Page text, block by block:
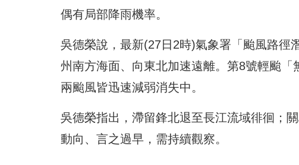
偶有局部降雨機率。
吳德榮說，最新(27日2時)氣象署「颱風路徑
州南方海面、向東北加速遠離。第8號輕颱「
兩颱風皆迅速減弱消失中。
吳德榮指出，滯留鋒北退至長江流域徘徊；
動向、言之過早，需持續觀察。